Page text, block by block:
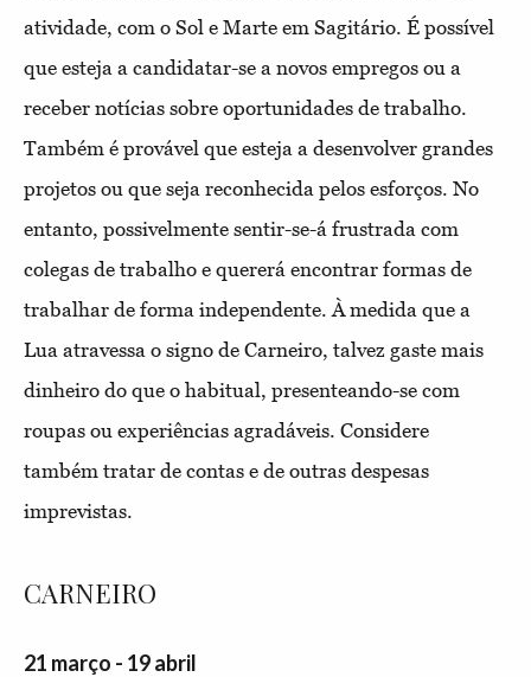
atividade, com o Sol e Marte em Sagitário. É possível
que esteja a candidatar-se a novos empregos ou a
receber notícias sobre oportunidades de trabalho.
Também é provável que esteja a desenvolver grandes
projetos ou que seja reconhecida pelos esforços. No
entanto, possivelmente sentir-se-á frustrada com
colegas de trabalho e quererá encontrar formas de
trabalhar de forma independente. À medida que a
Lua atravessa o signo de Carneiro, talvez gaste mais
dinheiro do que o habitual, presenteando-se com
roupas ou experiências agradáveis. Considere
também tratar de contas e de outras despesas
imprevistas.
CARNEIRO
21 março - 19 abril